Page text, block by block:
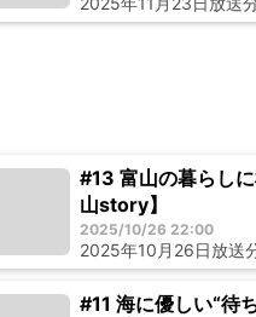
#13 富山の暮らし
山story】
2025/10/26 22:00
2025年10月26日放送
#11 海に優しい“待